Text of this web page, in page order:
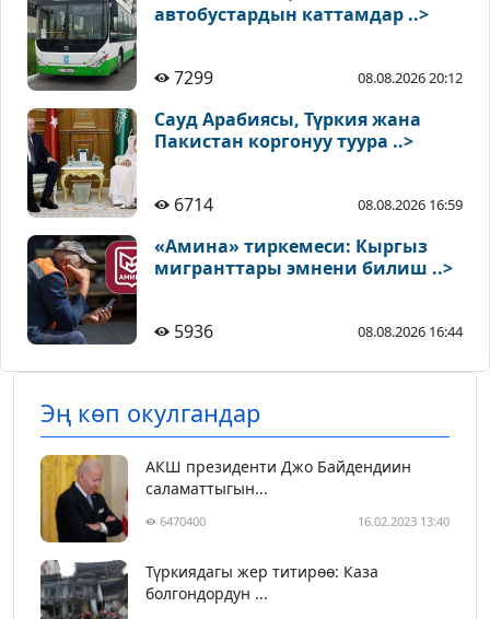
автобустардын каттамдар ..>
7299 08.08.2026 20:12
Сауд Арабиясы, Түркия жана
Пакистан коргонуу туура ..>
6714 08.08.2026 16:59
«Амина» тиркемеси: Кыргыз
мигранттары эмнени билиш ..>
5936 08.08.2026 16:44
Эң көп окулгандар
АКШ президенти Джо Байдендиин
саламаттыгын...
6470400 16.02.2023 13:40
Түркиядагы жер титирөө: Каза
болгондордун ...